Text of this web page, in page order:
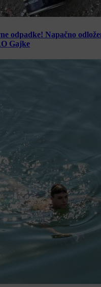
odpadke! Napačno
Gajke